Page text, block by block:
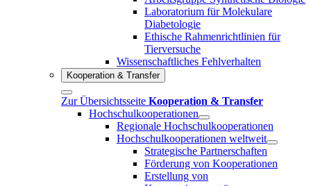
Laboratorium für Molekulare
Diabetologie
Ethische Rahmenrichtlinien für
Tierversuche
Wissenschaftliches Fehlverhalten
Kooperation & Transfer
Zur Übersichtsseite Kooperation & Transfer
Hochschulkooperationen
Regionale Hochschulkooperationen
Hochschulkooperationen weltweit
Strategische Partnerschaften
Förderung von Kooperationen
Erstellung von